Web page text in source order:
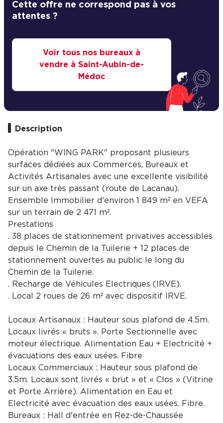
Cette offre ne correspond pas à vos
attentes ?
Voir tous nos bureaux à
vendre à Saint-Aubin-de-
Médoc
Description
Opération "WING PARK" proposant plusieurs
surfaces dédiées aux Commerces, Bureaux et
Activités Artisanales avec une excellente visibilité
sur un axe très passant (route de Lacanau).
Ensemble Immobilier d'environ 1 849 m² en VEFA
sur un terrain de 2 471 m².
Prestations
. 38 places de stationnement privatives accessibles
depuis le Chemin de la Tuilerie + 12 places de
stationnement ouvertes au public le long du
Chemin de la Tuilerie.
. Recharge de Véhicules Electriques (IRVE).
. Local 2 roues de 26 m² avec dispositif IRVE.
Locaux Artisanaux : Hauteur sous plafond de 4.5m.
Locaux livrés « bruts ». Porte Sectionnelle avec
moteur électrique. Alimentation Eau + Electricité +
évacuations des eaux usées. Fibre
Locaux Commerciaux : Hauteur sous plafond de
3.5m. Locaux sont livrés « brut » et « Clos » (Vitrine
et Porte Arrière). Alimentation en Eau et
Electricité avec évacuation des eaux usées. Fibre.
Bureaux : Hall d'entrée en Rez-de-Chaussée